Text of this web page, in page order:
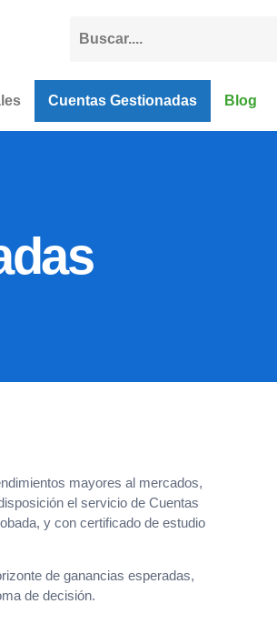
Cuentas Gestionadas Blog
mayores al mercados,
el servicio de Cuentas
y con certificado de estudio
de ganancias esperadas,
de decisión.